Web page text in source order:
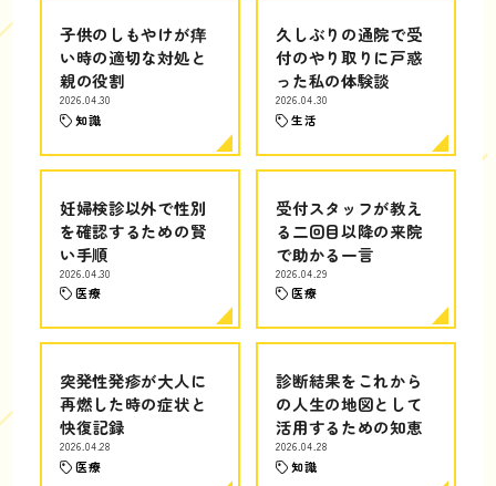
子供のしもやけが痒
い時の適切な対処と
親の役割
2026.04.30
知識
久しぶりの通院で受
付のやり取りに戸惑
った私の体験談
2026.04.30
生活
妊婦検診以外で性別
を確認するための賢
い手順
2026.04.30
医療
受付スタッフが教え
る二回目以降の来院
で助かる一言
2026.04.29
医療
突発性発疹が大人に
再燃した時の症状と
快復記録
2026.04.28
医療
診断結果をこれから
の人生の地図として
活用するための知恵
2026.04.28
知識